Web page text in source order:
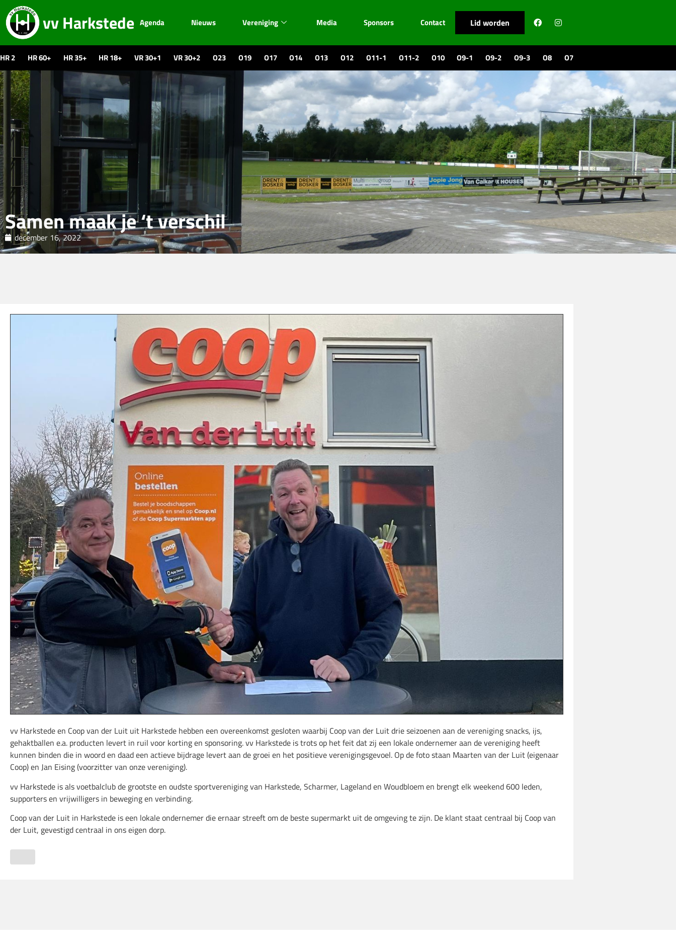
vv Harkstede Agenda Nieuws Vereniging Media Sponsors Contact Lid worden
HR 2 HR 60+ HR 35+ HR 18+ VR 30+1 VR 30+2 O23 O19 O17 O14 O13 O12 O11-1 O11-2 O10 O9-1 O9-2 O9-3 O8 O7
Samen maak je ‘t verschil
december 16, 2022
vv Harkstede en Coop van der Luit uit Harkstede hebben een overeenkomst gesloten waarbij Coop van der Luit drie seizoenen aan de vereniging snacks, ijs,
gehaktballen e.a. producten levert in ruil voor korting en sponsoring. vv Harkstede is trots op het feit dat zij een lokale ondernemer aan de vereniging heeft
kunnen binden die in woord en daad een actieve bijdrage levert aan de groei en het positieve verenigingsgevoel. Op de foto staan Maarten van der Luit (eigenaar
Coop) en Jan Eising (voorzitter van onze vereniging).
vv Harkstede is als voetbalclub de grootste en oudste sportvereniging van Harkstede, Scharmer, Lageland en Woudbloem en brengt elk weekend 600 leden,
supporters en vrijwilligers in beweging en verbinding.
Coop van der Luit in Harkstede is een lokale ondernemer die ernaar streeft om de beste supermarkt uit de omgeving te zijn. De klant staat centraal bij Coop van
der Luit, gevestigd centraal in ons eigen dorp.